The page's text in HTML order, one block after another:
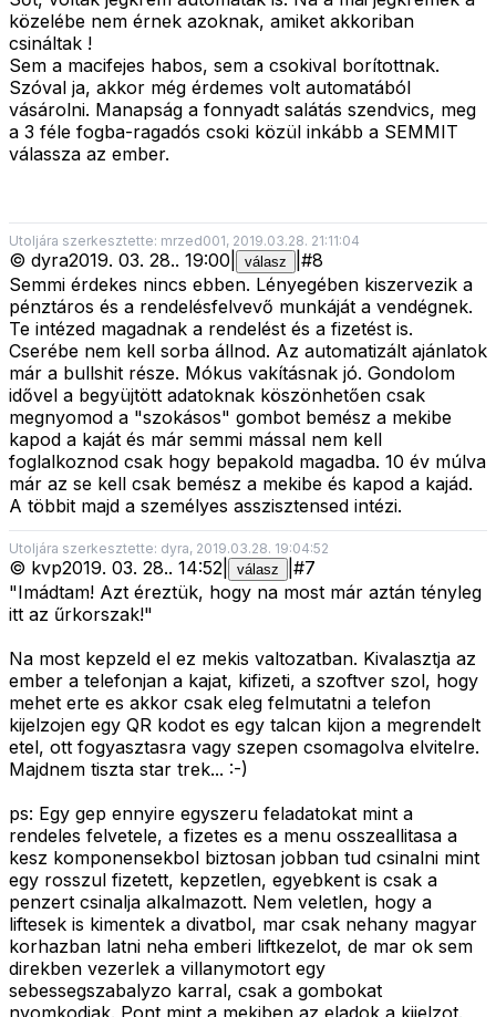
közelébe nem érnek azoknak, amiket akkoriban
csináltak !
Sem a macifejes habos, sem a csokival borítottnak.
Szóval ja, akkor még érdemes volt automatából
vásárolni. Manapság a fonnyadt salátás szendvics, meg
a 3 féle fogba-ragadós csoki közül inkább a SEMMIT
válassza az ember.
Utoljára szerkesztette: mrzed001, 2019.03.28. 21:11:04
© dyra2019. 03. 28.. 19:00 válasz #8
Semmi érdekes nincs ebben. Lényegében kiszervezik a
pénztáros és a rendelésfelvevő munkáját a vendégnek.
Te intézed magadnak a rendelést és a fizetést is.
Cserébe nem kell sorba állnod. Az automatizált ajánlatok
már a bullshit része. Mókus vakításnak jó. Gondolom
idővel a begyüjtött adatoknak köszönhetően csak
megnyomod a "szokásos" gombot bemész a mekibe
kapod a kaját és már semmi mással nem kell
foglalkoznod csak hogy bepakold magadba. 10 év múlva
már az se kell csak bemész a mekibe és kapod a kajád.
A többit majd a személyes asszisztensed intézi.
Utoljára szerkesztette: dyra, 2019.03.28. 19:04:52
© kvp2019. 03. 28.. 14:52 válasz #7
"Imádtam! Azt éreztük, hogy na most már aztán tényleg
itt az űrkorszak!"
Na most kepzeld el ez mekis valtozatban. Kivalasztja az
ember a telefonjan a kajat, kifizeti, a szoftver szol, hogy
mehet erte es akkor csak eleg felmutatni a telefon
kijelzojen egy QR kodot es egy talcan kijon a megrendelt
etel, ott fogyasztasra vagy szepen csomagolva elvitelre.
Majdnem tiszta star trek... :-)
ps: Egy gep ennyire egyszeru feladatokat mint a
rendeles felvetele, a fizetes es a menu osszeallitasa a
kesz komponensekbol biztosan jobban tud csinalni mint
egy rosszul fizetett, kepzetlen, egyebkent is csak a
penzert csinalja alkalmazott. Nem veletlen, hogy a
liftesek is kimentek a divatbol, mar csak nehany magyar
korhazban latni neha emberi liftkezelot, de mar ok sem
direkben vezerlek a villanymotort egy
sebessegszabalyzo karral, csak a gombokat